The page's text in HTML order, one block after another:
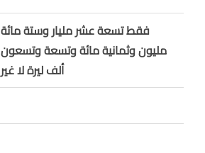
فقط تسعة عشر مليار وستة مائة
مليون وثمانية مائة وتسعة وتسعون
ألف ليرة لا غير